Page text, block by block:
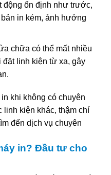
động ổn định như trước,
in kém, ảnh hưởng
chữa có thể mất nhiều
linh kiện từ xa, gây
khi không có chuyên
linh kiện khác, thậm chí
đến dịch vụ chuyên
in? Đầu tư cho